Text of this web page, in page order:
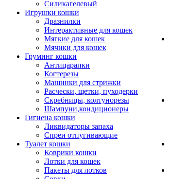
Силикагелевый
Игрушки кошки
Дразнилки
Интерактивные для кошек
Мягкие для кошек
Мячики для кошек
Груминг кошки
Антицарапки
Когтерезы
Машинки для стрижки
Расчески, щетки, пуходерки
Скребницы, колтунорезы
Шампуни,кондиционеры
Гигиена кошки
Ликвидаторы запаха
Спреи отпугивающие
Туалет кошки
Коврики кошки
Лотки для кошек
Пакеты для лотков